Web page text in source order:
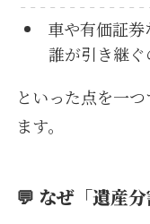
車や有価証
誰が引き継ぐ
といった点を一
ます。
💬 なぜ「遺産